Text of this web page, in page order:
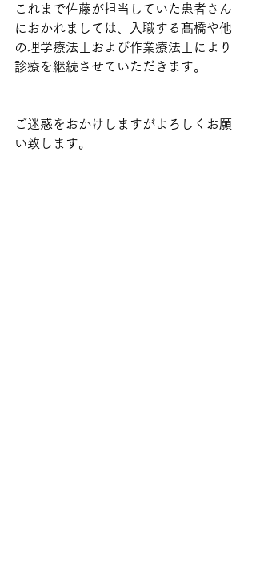
これまで佐藤が担当していた患者さん
におかれましては、入職する髙橋や他
の理学療法士および作業療法士により
診療を継続させていただきます。
ご迷惑をおかけしますがよろしくお願
い致します。